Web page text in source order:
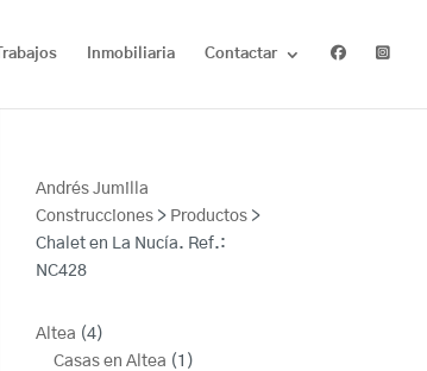
Trabajos Inmobiliaria Contactar
Andrés Jumilla
Construcciones > Productos >
Chalet en La Nucía. Ref.:
NC428
Altea 44
productos
Casas en Altea 1 1